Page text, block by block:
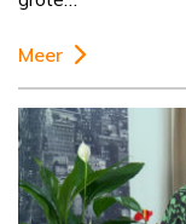
Meer